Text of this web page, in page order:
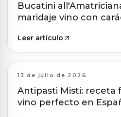
Bucatini
maridaje vino con
Leer artículo
13 de julio de 2026
Antipasti Misti: receta
vino perfecto en